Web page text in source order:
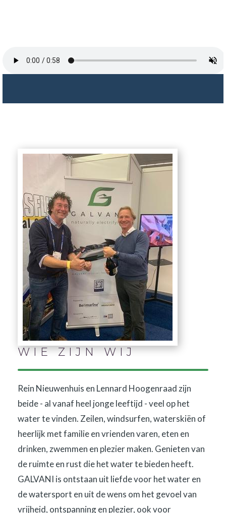
WIE ZIJN WIJ
Rein Nieuwenhuis en Lennard Hoogenraad zijn
beide - al vanaf heel jonge leeftijd - veel op het
water te vinden. Zeilen, windsurfen, waterskiën of
heerlijk met familie en vrienden varen, eten en
drinken, zwemmen en plezier maken. Genieten van
de ruimte en rust die het water te bieden heeft.
GALVANI is ontstaan uit liefde voor het water en
de watersport en uit de wens om het gevoel van
vrijheid, ontspanning en plezier, ook voor